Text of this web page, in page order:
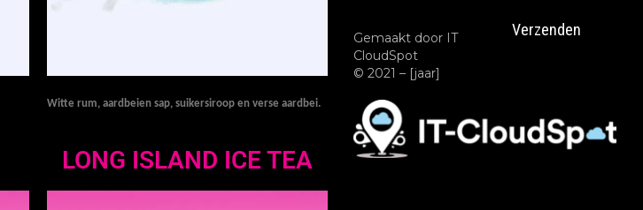
Witte rum, aardbeien sap, suikersiroop en verse aardbei.
LONG ISLAND ICE TEA
Gemaakt door IT
CloudSpot
© 2021 – [jaar]